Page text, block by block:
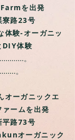
を出発
寮路23号
体験-オーガニッ
DIY体験
。
。
ーガニックエ
ームを出発
平路73号
オーガニック